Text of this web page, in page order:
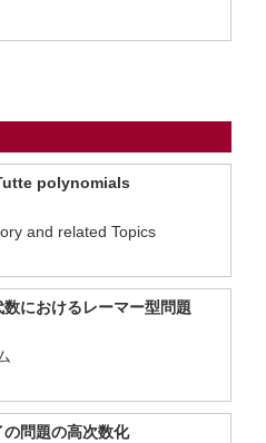
polynomials
and related Topics
におけるレーマー型問題
問題の高次数化